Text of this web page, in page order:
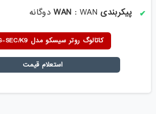
پیکربندی WAN : WAN دوگانه
کاتالوگ روتر سیسکو مدل ASR1006-20G-SEC/K9
استعلام قیمت